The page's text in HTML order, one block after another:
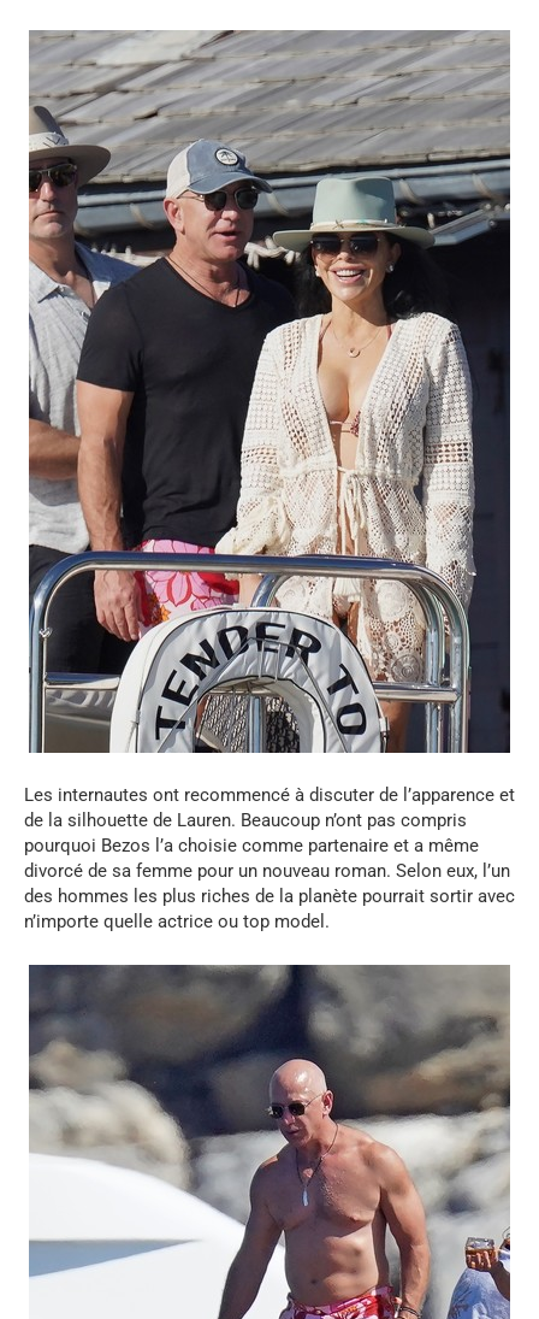
Les internautes ont recommencé à discuter de l’apparence et
de la silhouette de Lauren. Beaucoup n’ont pas compris
pourquoi Bezos l’a choisie comme partenaire et a même
divorcé de sa femme pour un nouveau roman. Selon eux, l’un
des hommes les plus riches de la planète pourrait sortir avec
n’importe quelle actrice ou top model.